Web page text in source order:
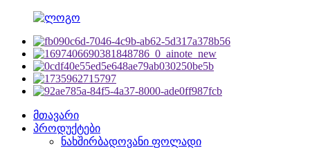
მთავარი
პროდუქტები
ნახშირბადოვანი ფოლადი